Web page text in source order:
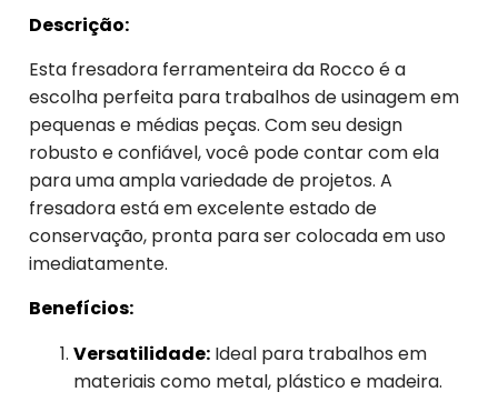
Descrição:
Esta fresadora ferramenteira da Rocco é a
escolha perfeita para trabalhos de usinagem em
pequenas e médias peças. Com seu design
robusto e confiável, você pode contar com ela
para uma ampla variedade de projetos. A
fresadora está em excelente estado de
conservação, pronta para ser colocada em uso
imediatamente.
Benefícios:
Versatilidade: Ideal para trabalhos em
materiais como metal, plástico e madeira.